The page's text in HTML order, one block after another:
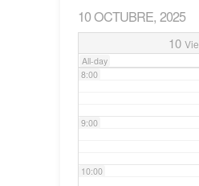
10 OCTUBRE, 2025
10 Vie
All-day
7:00
8:00
9:00
10:00